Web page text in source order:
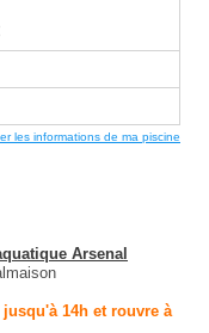
les informations de ma piscine
Arsenal
jusqu'à 14h et rouvre à